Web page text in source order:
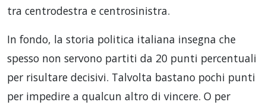
tra centrodestra e centrosinistra.
In fondo, la storia politica italiana insegna che
spesso non servono partiti da 20 punti percentuali
per risultare decisivi. Talvolta bastano pochi punti
per impedire a qualcun altro di vincere. O per